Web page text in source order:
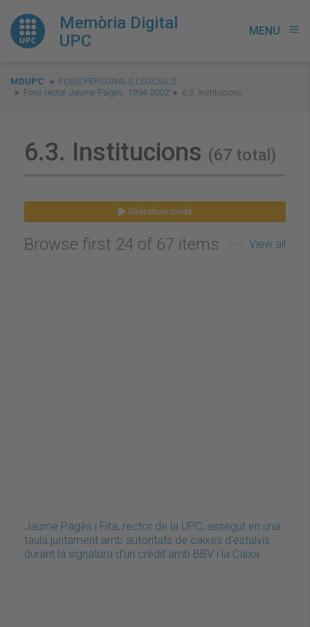
Memòria Digital
UPC
MENU menu
You
are
MDUPC
FONS PERSONALS I SOCIALS
Fons rector Jaume Pagès. 1994-2002
6.3. Institucions
6.3. Institucions (67 total)
Slideshow mode
Browse first 24 of 67 items View all
Jaume Pagès i Fita, rector de la UPC, assegut en una
taula juntament amb autoritats de caixes d'estalvis
durant la signatura d'un crèdit amb BBV i la Caixa